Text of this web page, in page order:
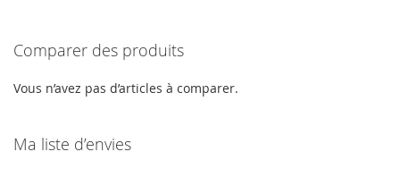
Comparer des produits
Vous n’avez pas d’articles à comparer.
Ma liste d’envies